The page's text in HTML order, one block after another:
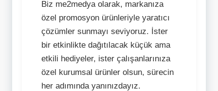
Biz me2medya olarak, markanıza
özel promosyon ürünleriyle yaratıcı
çözümler sunmayı seviyoruz. İster
bir etkinlikte dağıtılacak küçük ama
etkili hediyeler, ister çalışanlarınıza
özel kurumsal ürünler olsun, sürecin
her adımında yanınızdayız.